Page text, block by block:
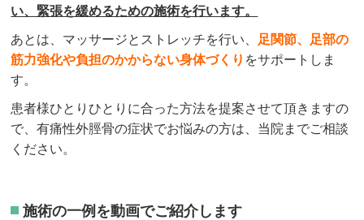
い、緊張を緩めるための施術を行います。
あとは、マッサージとストレッチを行い、 足関節、足部の
筋力強化や負担のかからない身体づくり をサポートしま
す。
患者様ひとりひとりに合った方法を提案させて頂きますの
で、有痛性外脛骨の症状でお悩みの方は、当院までご相談
ください。
施術の一例を動画でご紹介します